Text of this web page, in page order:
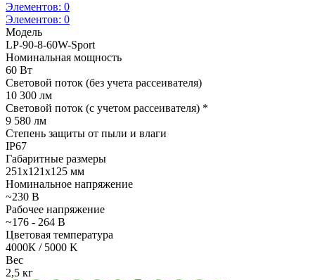
Элементов: 0
Элементов: 0
Модель
LP-90-8-60W-Sport
Номинальная мощность
60 Вт
Световой поток (без учета рассеивателя)
10 300 лм
Световой поток (с учетом рассеивателя) *
9 580 лм
Степень защиты от пыли и влаги
IP67
Габаритные размеры
251х121х125 мм
Номинальное напряжение
~230 В
Рабочее напряжение
~176 - 264 В
Цветовая температура
4000К / 5000 K
Вес
2,5 кг